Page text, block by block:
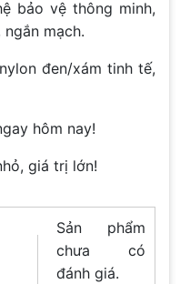
bảo vệ thông minh,
mạch.
đen/xám tinh tế,
hôm nay!
giá trị lớn!
Sản phẩm
chưa có
đánh giá.